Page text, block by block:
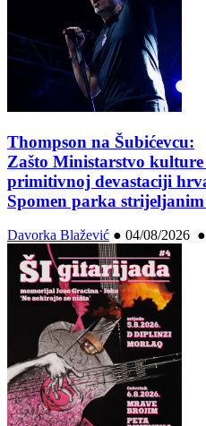
Thompson na Šubićevcu:
Zašto Ministarstvo
primitivnoj devastaciji
Spomen parka
Davorka Blažević ● 04/08/2026